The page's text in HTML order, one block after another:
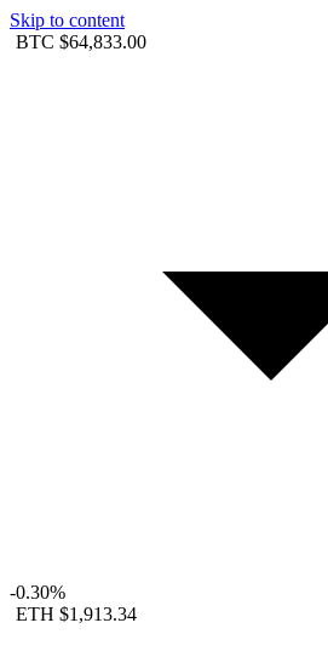
Skip to content
BTC $64,833.00
-0.30%
ETH $1,913.34